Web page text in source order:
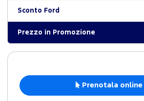
Sconto Ford
Prezzo in Promozione
Prenotala online